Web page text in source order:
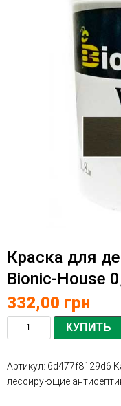
Краска для
Bionic-House
332,00 грн
КУПИТЬ
Артикул: 6d477f8129d6
лессирующие